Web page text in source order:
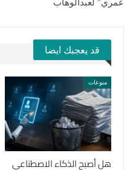
قد يعجبك ايضا
منوعات
هل أصبح الذكاء الاصطناعي